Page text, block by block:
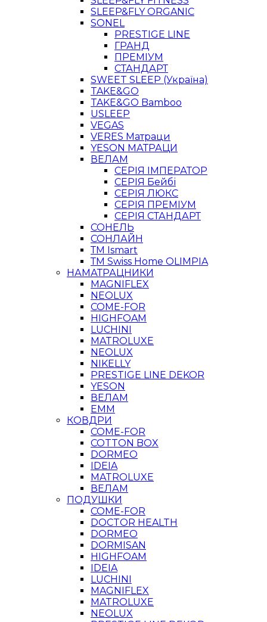
SLEEP&FLY ORGANIC
SONEL
PRESTIGE LINE
ГРАНД
ПРЕМІУМ
СТАНДАРТ
SWEET SLEEP (Україна)
TAKE&GO
TAKE&GO Bamboo
USLEEP
VEGAS
VERES Матраци
YESON МАТРАЦИ
ВЕЛАМ
СЕРІЯ ІМПЕРАТОР
СЕРІЯ Бейбі
СЕРІЯ ЛЮКС
СЕРІЯ ПРЕМІУМ
СЕРІЯ СТАНДАРТ
СОНЕЛЬ
СОНЛАЙН
ТМ Ismart
ТМ Swiss Home OLIMPIA
НАМАТРАЦНИКИ
MAGNIFLEX
NEOLUX
COME-FOR
HIGHFOAM
LUCHINI
MATROLUXE
NEOLUX
NIKELLY
PRESTIGE LINE DEKOR
YESON
ВЕЛАМ
ЕММ
КОВДРИ
COME-FOR
COTTON BOX
DORMEO
IDEIA
MATROLUXE
ВЕЛАМ
ПОДУШКИ
COME-FOR
DOCTOR HEALTH
DORMEO
DORMISAN
HIGHFOAM
IDEIA
LUCHINI
MAGNIFLEX
MATROLUXE
NEOLUX